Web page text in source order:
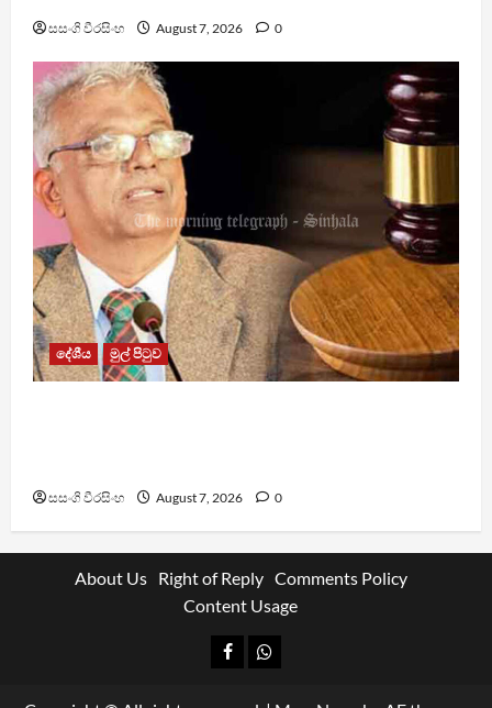
සසංගි වීරසිංහ August 7, 2026 0
දේශීය මුල් පිටුව
සසංගි වීරසිංහ August 7, 2026 0
About Us Right of Reply Comments Policy
Content Usage
FacebookWhatsapp